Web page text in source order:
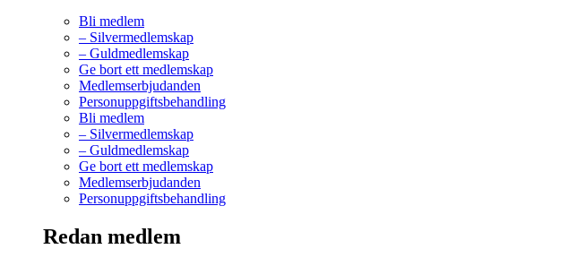
Bli medlem
– Silvermedlemskap
– Guldmedlemskap
Ge bort ett medlemskap
Medlemserbjudanden
Personuppgiftsbehandling
Bli medlem
– Silvermedlemskap
– Guldmedlemskap
Ge bort ett medlemskap
Medlemserbjudanden
Personuppgiftsbehandling
Redan medlem